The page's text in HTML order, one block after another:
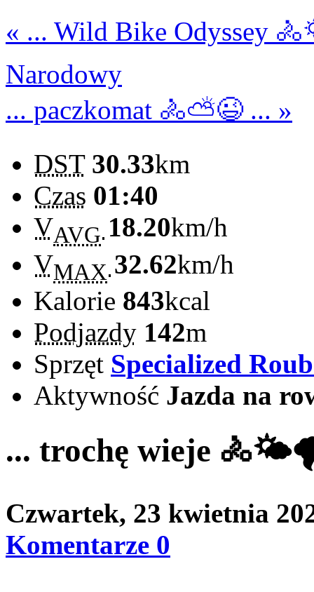
« ... Wild Bike Odyssey
Narodowy
... paczkomat 🚴⛅😉 ... »
DST 30.33km
Czas 01:40
VAVG 18.20km/h
VMAX 32.62km/h
Kalorie 843kcal
Podjazdy 142m
Sprzęt Specialized
Aktywność Jazda na
... trochę wieje
Czwartek, 23 kwietnia
Komentarze 0